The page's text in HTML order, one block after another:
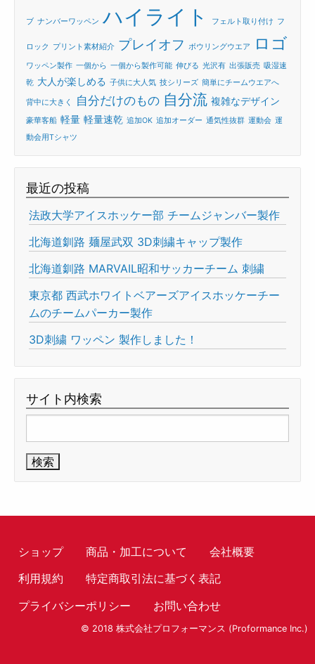
ブ ナンバーワッペン ハイライト フェルト取り付け フ
ロック プリント素材紹介 プレイオフ ボウリングウエア ロゴ
ワッペン製作 一個から 一個から製作可能 伸びる 光沢有 出張販売 吸湿速
乾 大人が楽しめる 子供に大人気 技シリーズ 簡単にチームウエアへ
背中に大きく 自分だけのもの 自分流 複雑なデザイン
豪華客船 軽量 軽量速乾 追加OK 追加オーダー 通気性抜群 運動会 運
動会用Tシャツ
最近の投稿
法政大学アイスホッケー部 チームジャンバー製作
北海道釧路 麺屋武双 3D刺繍キャップ製作
北海道釧路 MARVAIL昭和サッカーチーム 刺繍
東京都 西武ホワイトベアーズアイスホッケーチー
ムのチームパーカー製作
3D刺繍 ワッペン 製作しました！
サイト内検索
索:
ショップ 商品・加工について
会社概要
利用規約
特定商取引法に基づく表記
プライバシーポリシー
お問い合わせ
© 2018 株式会社プロフォーマンス (Proformance Inc.)